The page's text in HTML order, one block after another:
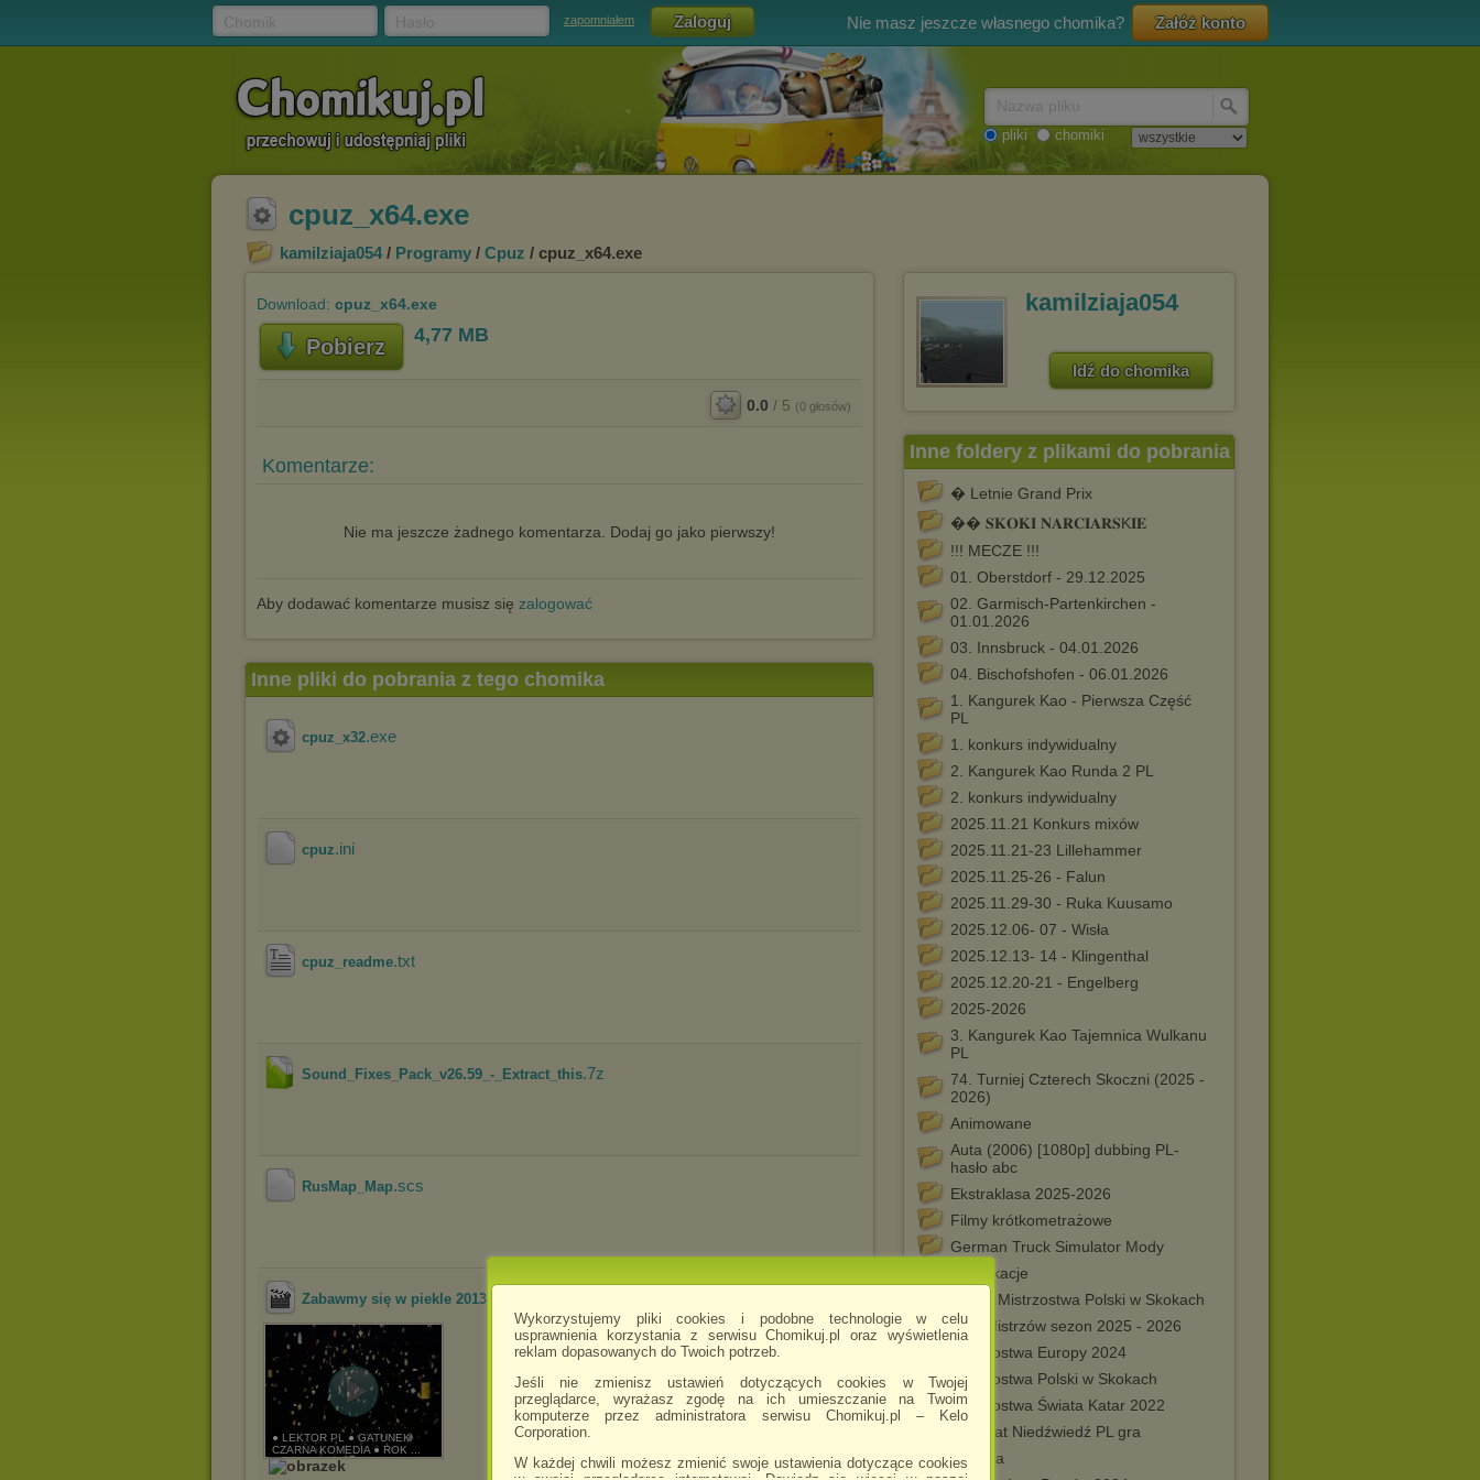
Wykorzystujemy pliki cookies i podobne technologie w celu
usprawnienia korzystania z serwisu Chomikuj.pl oraz wyświetlenia
reklam dopasowanych do Twoich potrzeb.
Jeśli nie zmienisz ustawień dotyczących cookies w Twojej
przeglądarce, wyrażasz zgodę na ich umieszczanie na Twoim
komputerze przez administratora serwisu Chomikuj.pl – Kelo
Corporation.
W każdej chwili możesz zmienić swoje ustawienia dotyczące cookies
zapomniałem Nie masz jeszcze własnego chomika? Załóż konto
pliki chomiki
cpuz_x64.exe
kamilziaja054/ Programy / Cpuz / cpuz_x64.exe
Download: cpuz_x64.exe
Pobierz 4,77 MB
0.0 / 5 (0 głosów)
Komentarze:
Nie ma jeszcze żadnego komentarza. Dodaj go jako pierwszy!
Aby dodawać komentarze musisz się zalogować
kamilziaja054
Idź do chomika
Inne foldery z plikami do pobrania
� Letnie Grand Prix
�� 𝐒𝐊𝐎𝐊𝐈 𝐍𝐀𝐑𝐂𝐈𝐀𝐑𝐒K𝐈𝐄
!!! MECZE !!!
01. Oberstdorf - 29.12.2025
02. Garmisch-Partenkirchen -
01.01.2026
03. Innsbruck - 04.01.2026
04. Bischofshofen - 06.01.2026
1. Kangurek Kao - Pierwsza Część
PL
1. konkurs indywidualny
2. Kangurek Kao Runda 2 PL
2. konkurs indywidualny
2025.11.21 Konkurs mixów
2025.11.21-23 Lillehammer
2025.11.25-26 - Falun
2025.11.29-30 - Ruka Kuusamo
2025.12.06- 07 - Wisła
2025.12.13- 14 - Klingenthal
2025.12.20-21 - Engelberg
2025-2026
3. Kangurek Kao Tajemnica Wulkanu
PL
74. Turniej Czterech Skoczni (2025 -
2026)
Animowane
Auta (2006) [1080p] dubbing PL-
hasło abc
Ekstraklasa 2025-2026
Filmy krótkometrażowe
German Truck Simulator Mody
kwalifikacje
Letnie Mistrzostwa Polski w Skokach
Liga Mistrzów sezon 2025 - 2026
Mistrzostwa Europy 2024
Mistrzostwa Polski w Skokach
Mistrzostwa Świata Katar 2022
Mój brat Niedźwiedź PL gra
Muzyka
Inne pliki do pobrania z tego chomika
cpuz_x32.exe
cpuz.ini
cpuz_readme.txt
Sound_Fixes_Pack_v26.59_-_Extract_this.7z
RusMap_Map.scs
Zabawmy się w piekle 2013 PL.720p.BRRip.XviD.AC3-KiT
● LEKTOR PL ● GATUNEK
CZARNA KOMEDIA ● ROK ...